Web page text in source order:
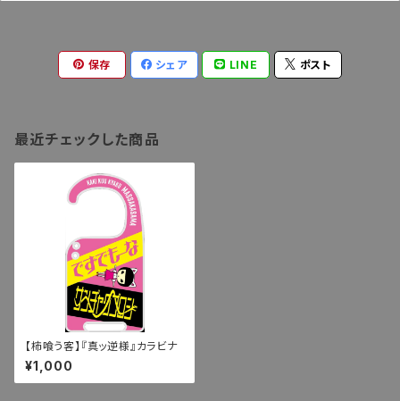
保存 シェア LINE ポスト
最近チェックした商品
【柿喰う客】『真ッ逆様』カラビナ
¥1,000